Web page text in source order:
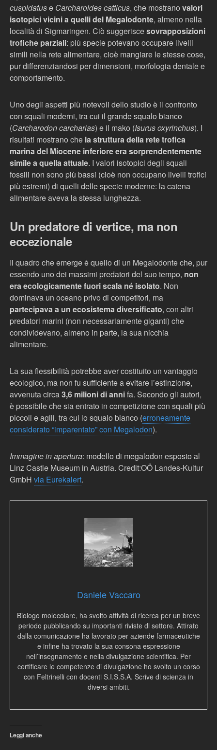
cuspidatuse Carcharoides catticus, che mostrano valori
isotopici vicini a quelli del Megalodonte, almeno nella
località di Sigmaringen. Ciò suggeriscesovrapposizioni
trofiche parziali: più specie potevano occupare livelli
simili nella rete alimentare, cioè mangiare le stesse cose,
pur differenziandosi per dimensioni, morfologia dentale e
comportamento.
Uno degli aspetti più notevoli dello studio è il confronto
con squali moderni, tra cui il grande squalo bianco
(Carcharodon carcharias) e il mako (Isurus oxyrinchus). I
risultati mostrano che la struttura della rete trofica
marina del Miocene inferiore era sorprendentemente
simile a quella attuale. I valori isotopici degli squali
fossili non sono più bassi (cioè non occupano livelli trofici
più estremi) di quelli delle specie moderne: la catena
alimentare aveva la stessa lunghezza.
Un predatore di vertice, ma non
eccezionale
Il quadro che emerge è quello di un Megalodonte che, pur
essendo uno dei massimi predatori del suo tempo, non
era ecologicamente fuori scala né isolato. Non
dominava un oceano privo di competitori, ma
partecipava a un ecosistema diversificato, con altri
predatori marini (non necessariamente giganti) che
condividevano, almeno in parte, la sua nicchia
alimentare.
La sua flessibilità potrebbe aver costituito un vantaggio
ecologico, ma non fu sufficiente a evitare l’estinzione,
avvenuta circa3,6 milioni di annifa. Secondo gli autori,
è possibile che sia entrato in competizione con squali più
piccoli e agili, tra cui lo squalo bianco (erroneamente
considerato “imparentato” con Megalodon).
Immagine in apertura: modello di megalodon esposto al
Linz Castle Museum in Austria. Credit:OÖ Landes-Kultur
GmbH via Eurekalert.
Daniele Vaccaro
Biologo molecolare, ha svolto attività di ricerca per un breve
periodo pubblicando su importanti riviste di settore. Attirato
dalla comunicazione ha lavorato per aziende farmaceutiche
e infine ha trovato la sua consona espressione
nell’insegnamento e nella divulgazione scientifica. Per
certificare le competenze di divulgazione ho svolto un corso
con Feltrinelli con docenti S.I.S.S.A. Scrive di scienza in
diversi ambiti.
Leggi anche